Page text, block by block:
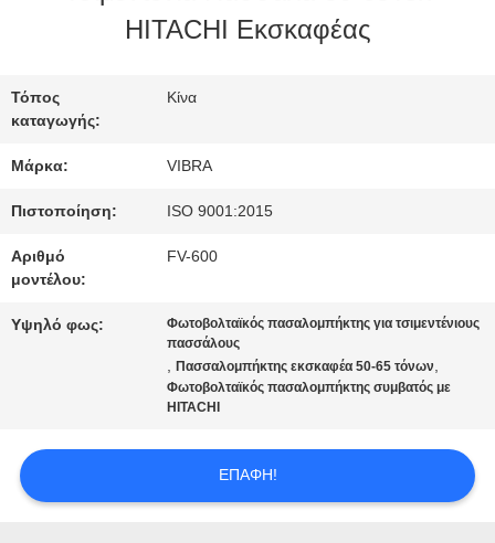
ΕΡΓΟΣΤΑΣΊΩΝ
ΠΟΙΟΤΙΚΌΣ
ΈΛΕΓΧΟΣ
ΜΑΣ
ΕΠΑΦΉ
ΜΕ
HITACHI Εκσκαφέας
Τόπος
καταγωγής:
Κίνα
Μάρκα: VIBRA
Πιστοποίηση: ISO 9001:2015
Αριθμό
μοντέλου:
FV-600
Υψηλό φως:
Φωτοβολταϊκός πασαλομπήκτης για τσιμεντένιους
πασσάλους
,Πασσαλομπήκτης εκσκαφέα 50-65 τόνων,
Φωτοβολταϊκός πασαλομπήκτης συμβατός με
HITACHI
ΕΠΑΦΉ!